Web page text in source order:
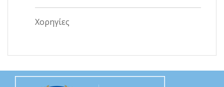
Χορηγίες